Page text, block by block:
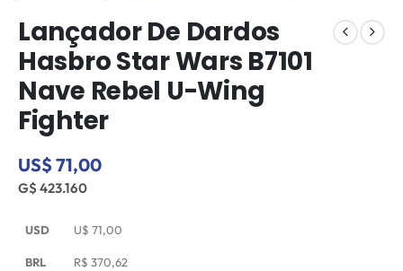
Lançador De Dardos
Hasbro Star Wars B7101
Nave Rebel U-Wing
Fighter
US$ 71,00
G$ 423.160
USD U$ 71,00
BRL R$ 370,62